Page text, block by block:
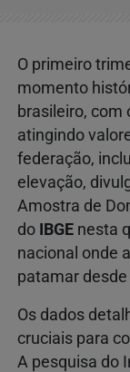
O primeiro
momento
brasileiro, com
atingindo
federação,
elevação,
Amostra de
do
IBGE nesta
nacional onde
patamar desde
Os dados
cruciais para
A pesquisa do